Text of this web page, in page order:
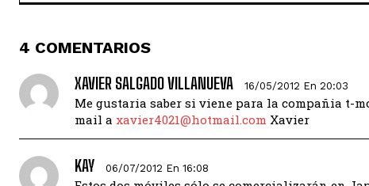
4 COMENTARIOS
XAVIER SALGADO VILLANUEVA
16/05/2012 En 20:03
Me gustaria saber si viene para la compañia t-
mail a xavier4021@hotmail.com Xavier
KAY 06/07/2012 En 16:08